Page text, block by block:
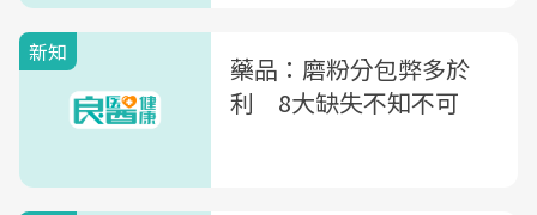
新知
藥品：磨粉分包弊多於
利 8大缺失不知不可